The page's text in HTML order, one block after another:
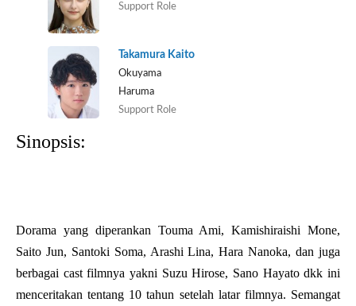
Support Role
Takamura Kaito
Okuyama
Haruma
Support Role
Sinopsis:
Dorama yang diperankan Touma Ami, Kamishiraishi Mone,
Saito Jun, Santoki Soma, Arashi Lina, Hara Nanoka, dan juga
berbagai cast filmnya yakni Suzu Hirose, Sano Hayato dkk ini
menceritakan tentang 10 tahun setelah latar filmnya. Semangat